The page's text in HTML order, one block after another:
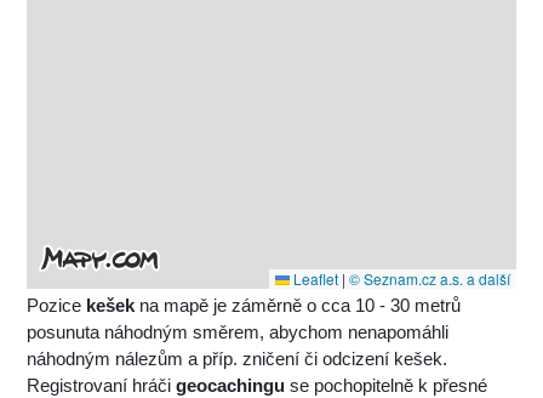
Leaflet | © Seznam.cz a.s. a další
Pozice kešek na mapě je záměrně o cca 10 - 30 metrů
posunuta náhodným směrem, abychom nenapomáhli
náhodným nálezům a příp. zničení či odcizení kešek.
Registrovaní hráčigeocachingu se pochopitelně k přesné